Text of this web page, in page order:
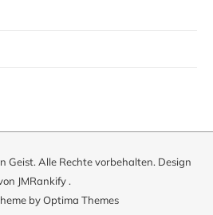
Geist. Alle Rechte vorbehalten. Design
JMRankify .
byOptima Themes